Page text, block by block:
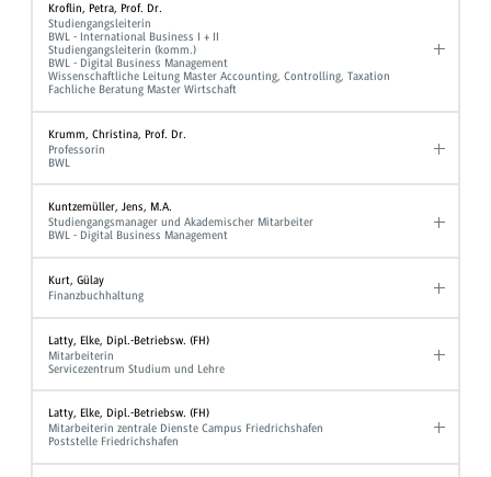
Kroflin, Petra, Prof. Dr.
Studiengangsleiterin
BWL - International Business I + II
Studiengangsleiterin (komm.)
BWL - Digital Business Management
Wissenschaftliche Leitung Master Accounting, Controlling, Taxation
Fachliche Beratung Master Wirtschaft
Krumm, Christina, Prof. Dr.
Professorin
BWL
Kuntzemüller, Jens, M.A.
Studiengangsmanager und Akademischer Mitarbeiter
BWL - Digital Business Management
Kurt, Gülay
Finanzbuchhaltung
Latty, Elke, Dipl.-Betriebsw. (FH)
Mitarbeiterin
Servicezentrum Studium und Lehre
Latty, Elke, Dipl.-Betriebsw. (FH)
Mitarbeiterin zentrale Dienste Campus Friedrichshafen
Poststelle Friedrichshafen